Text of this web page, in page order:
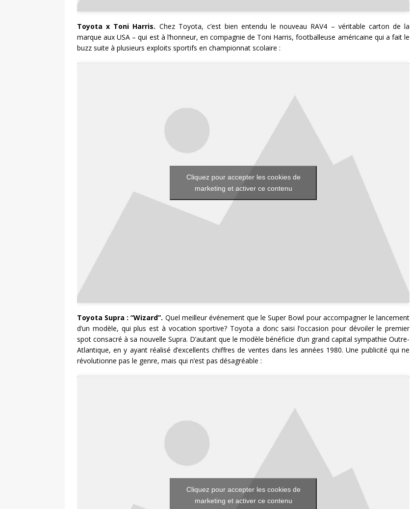
Toyota x Toni Harris. Chez Toyota, c’est bien entendu le nouveau RAV4 – véritable carton de la
marque aux USA – qui est à l’honneur, en compagnie de Toni Harris, footballeuse américaine qui a fait le
buzz suite à plusieurs exploits sportifs en championnat scolaire :
Cliquez pour accepter les cookies de
marketing et activer ce contenu
Toyota Supra : “Wizard”. Quel meilleur événement que le Super Bowl pour accompagner le lancement
d’un modèle, qui plus est à vocation sportive? Toyota a donc saisi l’occasion pour dévoiler le premier
spot consacré à sa nouvelle Supra. D’autant que le modèle bénéficie d’un grand capital sympathie Outre-
Atlantique, en y ayant réalisé d’excellents chiffres de ventes dans les années 1980. Une publicité qui ne
révolutionne pas le genre, mais qui n’est pas désagréable :
Cliquez pour accepter les cookies de
marketing et activer ce contenu